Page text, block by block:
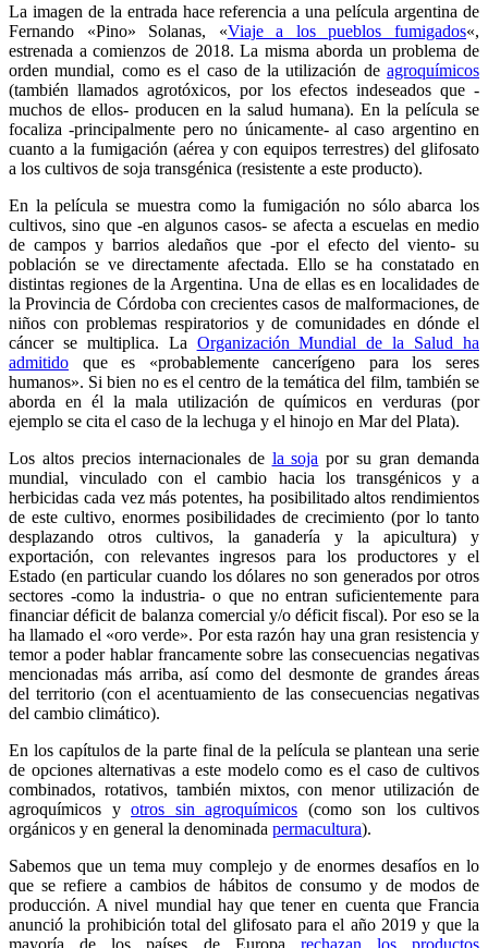
La imagen de la entrada hace referencia a una película argentina de
Fernando «Pino» Solanas, «Viaje a los pueblos fumigados«,
estrenada a comienzos de 2018. La misma aborda un problema de
orden mundial, como es el caso de la utilización de agroquímicos
(también llamados agrotóxicos, por los efectos indeseados que -
muchos de ellos- producen en la salud humana). En la película se
focaliza -principalmente pero no únicamente- al caso argentino en
cuanto a la fumigación (aérea y con equipos terrestres) del glifosato
a los cultivos de soja transgénica (resistente a este producto).
En la película se muestra como la fumigación no sólo abarca los
cultivos, sino que -en algunos casos- se afecta a escuelas en medio
de campos y barrios aledaños que -por el efecto del viento- su
población se ve directamente afectada. Ello se ha constatado en
distintas regiones de la Argentina. Una de ellas es en localidades de
la Provincia de Córdoba con crecientes casos de malformaciones, de
niños con problemas respiratorios y de comunidades en dónde el
cáncer se multiplica. La Organización Mundial de la Salud ha
admitido que es «probablemente cancerígeno para los seres
humanos». Si bien no es el centro de la temática del film, también se
aborda en él la mala utilización de químicos en verduras (por
ejemplo se cita el caso de la lechuga y el hinojo en Mar del Plata).
Los altos precios internacionales de la soja por su gran demanda
mundial, vinculado con el cambio hacia los transgénicos y a
herbicidas cada vez más potentes, ha posibilitado altos rendimientos
de este cultivo, enormes posibilidades de crecimiento (por lo tanto
desplazando otros cultivos, la ganadería y la apicultura) y
exportación, con relevantes ingresos para los productores y el
Estado (en particular cuando los dólares no son generados por otros
sectores -como la industria- o que no entran suficientemente para
financiar déficit de balanza comercial y/o déficit fiscal). Por eso se la
ha llamado el «oro verde». Por esta razón hay una gran resistencia y
temor a poder hablar francamente sobre las consecuencias negativas
mencionadas más arriba, así como del desmonte de grandes áreas
del territorio (con el acentuamiento de las consecuencias negativas
del cambio climático).
En los capítulos de la parte final de la película se plantean una serie
de opciones alternativas a este modelo como es el caso de cultivos
combinados, rotativos, también mixtos, con menor utilización de
agroquímicos y otros sin agroquímicos (como son los cultivos
orgánicos y en general la denominada permacultura).
Sabemos que un tema muy complejo y de enormes desafíos en lo
que se refiere a cambios de hábitos de consumo y de modos de
producción. A nivel mundial hay que tener en cuenta que Francia
anunció la prohibición total del glifosato para el año 2019 y que la
mayoría de los países de Europa rechazan los productos